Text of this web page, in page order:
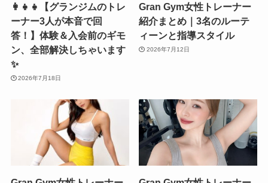
👩‍👧‍👧【グランジムのトレ
ーナー3人が本音で回
答！】体験＆入会前のギモ
ン、全部解決しちゃいます
✨
2026年7月18日
Gran Gym女性トレーナー
紹介まとめ｜3名のルーテ
ィーンと指導スタイル
2026年7月12日